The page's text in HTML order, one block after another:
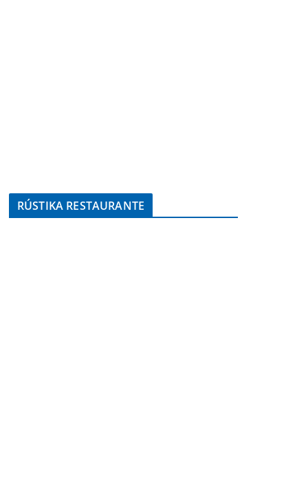
RÚSTIKA RESTAURANTE